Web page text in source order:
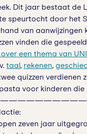
Dit jaar bestaat de
speurtocht door het
van aanwijzingen
vinden die
een thema van
taal , rekenen,
quizzen verdienen
voor kinderen die
zeven jaar